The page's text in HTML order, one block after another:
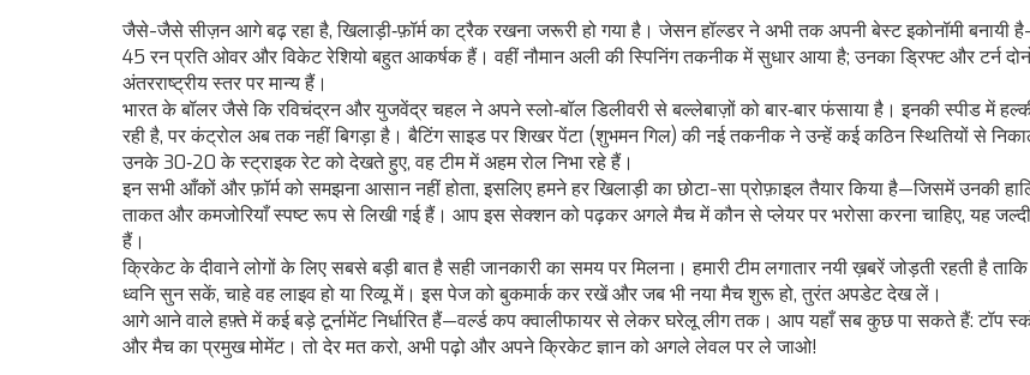
जैसे-जैसे सीज़न आगे बढ़ रहा है, खिलाड़ी‑फ़ॉर्म का ट्रैक रखना जरूरी हो गया है। जेसन हॉल्डर ने अभी तक अपनी बेस्ट इकोनॉमी
45 रन प्रति ओवर और विकेट रेशियो बहुत आकर्षक हैं। वहीं नौमान अली की स्पिनिंग तकनीक में सुधार आया है; उनका ड्रिफ्ट और टर्न
अंतरराष्ट्रीय स्तर पर मान्य हैं।
भारत के बॉलर जैसे कि रविचंद्रन और युजवेंद्र चहल ने अपने स्लो‑बॉल डिलीवरी से बल्लेबाज़ों को बार‑बार फंसाया है। इनकी स्पीड में
रही है, पर कंट्रोल अब तक नहीं बिगड़ा है। बैटिंग साइड पर शिखर पेंटा (शुभमन गिल) की नई तकनीक ने उन्हें कई कठिन स्थितियों से
उनके 30‑20 के स्ट्राइक रेट को देखते हुए, वह टीम में अहम रोल निभा रहे हैं।
इन सभी आँकों और फ़ॉर्म को समझना आसान नहीं होता, इसलिए हमने हर खिलाड़ी का छोटा-सा प्रोफ़ाइल तैयार किया है—जिसमें उनकी
ताकत और कमजोरियाँ स्पष्ट रूप से लिखी गई हैं। आप इस सेक्शन को पढ़कर अगले मैच में कौन से प्लेयर पर भरोसा करना चाहिए, यह
हैं।
क्रिकेट के दीवाने लोगों के लिए सबसे बड़ी बात है सही जानकारी का समय पर मिलना। हमारी टीम लगातार नयी ख़बरें जोड़ती रहती है
ध्वनि सुन सकें, चाहे वह लाइव हो या रिव्यू में। इस पेज को बुकमार्क कर रखें और जब भी नया मैच शुरू हो, तुरंत अपडेट देख लें।
आगे आने वाले हफ़्ते में कई बड़े टूर्नामेंट निर्धारित हैं—वर्ल्ड कप क्वालीफायर से लेकर घरेलू लीग तक। आप यहाँ सब कुछ पा सकते हैं: टॉप
और मैच का प्रमुख मोमेंट। तो देर मत करो, अभी पढ़ो और अपने क्रिकेट ज्ञान को अगले लेवल पर ले जाओ!